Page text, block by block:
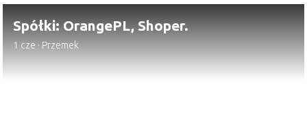
Spółki: OrangePL, Shoper.
1 cze · Przemek